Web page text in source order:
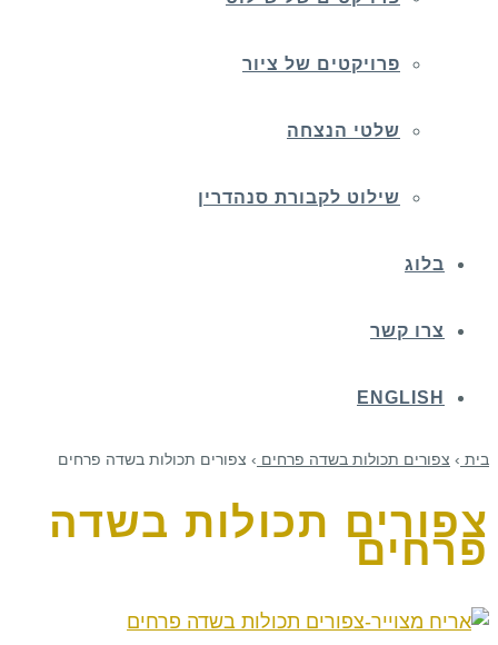
פרויקטים של ציור
שלטי הנצחה
שילוט לקבורת סנהדרין
בלוג
צרו קשר
ENGLISH
בית › צפורים תכולות בשדה פרחים › צפורים תכולות בשדה פרחים
צפורים תכולות בשדה
פרחים